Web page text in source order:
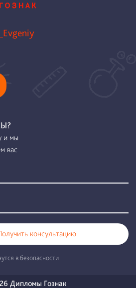
и мы
вас
консультацию
в безопасности
Дипломы Гознак